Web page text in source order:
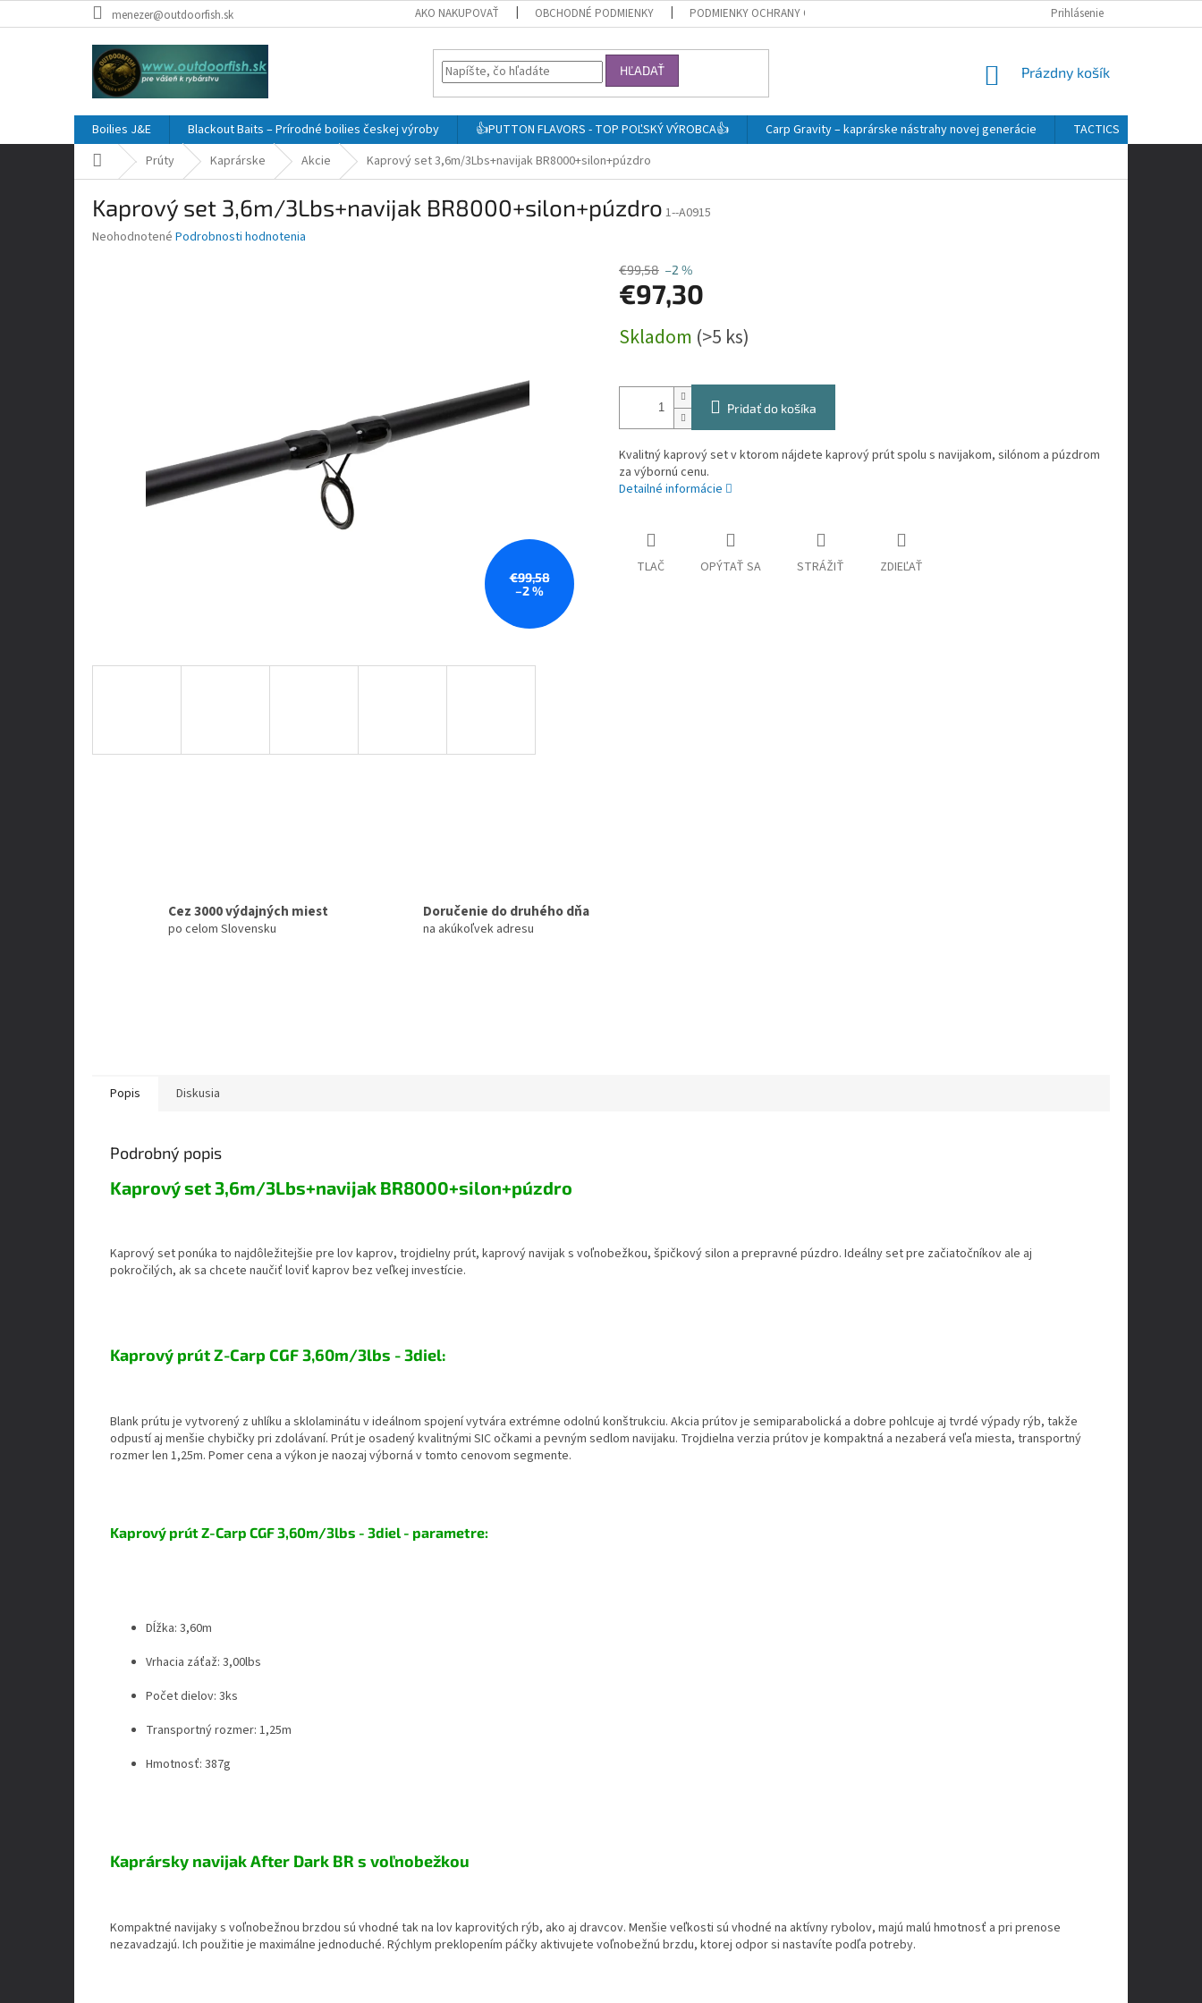
na
menezer@outdoorfish.sk AKO NAKUPOVAŤ OBCHODNÉ PODMIENKY PODMIENKY OCHRANY OSOBNÝCH ÚDAJOV Prihlásenie
HĽADAŤ
NÁKUPNÝ
Prázdny košík
Boilies J&E Blackout Baits – Prírodné boilies českej výroby 👍PUTTON FLAVORS - TOP POĽSKÝ VÝROBCA👍 Carp Gravity – kaprárske nástrahy novej generácie TACTICS
DomovPrúty Kaprárske Akcie Kaprový set 3,6m/3Lbs+navijak BR8000+silon+púzdro
Kaprový set 3,6m/3Lbs+navijak BR8000+silon+púzdro 1--A0915
Priemerné
Neohodnotené Podrobnosti hodnotenia
€99,58
–2 %
€99,58 –2 %
€97,30
cena:
Skladom (>5 ks)
Pridať do košíka
Kvalitný kaprový set v ktorom nájdete kaprový prút spolu s navijakom, silónom a púzdrom
za výbornú cenu.
Detailné informácie
TLAČ OPÝTAŤ SA STRÁŽIŤ ZDIEĽAŤ
Cez 3000 výdajných miest
po celom Slovensku
Doručenie do druhého dňa
na akúkoľvek adresu
Popis Diskusia
Podrobný popis
Kaprový set 3,6m/3Lbs+navijak BR8000+silon+púzdro
Kaprový set ponúka to najdôležitejšie pre lov kaprov, trojdielny prút, kaprový navijak s voľnobežkou, špičkový silon a prepravné púzdro. Ideálny set pre začiatočníkov ale aj
pokročilých, ak sa chcete naučiť loviť kaprov bez veľkej investície.
Kaprový prút Z-Carp CGF 3,60m/3lbs - 3diel:
Blank prútu je vytvorený z uhlíku a sklolaminátu v ideálnom spojení vytvára extrémne odolnú konštrukciu. Akcia prútov je semiparabolická a dobre pohlcuje aj tvrdé výpady rýb, takže
odpustí aj menšie chybičky pri zdolávaní. Prút je osadený kvalitnými SIC očkami a pevným sedlom navijaku. Trojdielna verzia prútov je kompaktná a nezaberá veľa miesta, transportný
rozmer len 1,25m. Pomer cena a výkon je naozaj výborná v tomto cenovom segmente.
Kaprový prút Z-Carp CGF 3,60m/3lbs - 3diel - parametre:
Dĺžka: 3,60m
Vrhacia záťaž: 3,00lbs
Počet dielov: 3ks
Transportný rozmer: 1,25m
Hmotnosť: 387g
Kaprársky navijak After Dark BR s voľnobežkou
Kompaktné navijaky s voľnobežnou brzdou sú vhodné tak na lov kaprovitých rýb, ako aj dravcov. Menšie veľkosti sú vhodné na aktívny rybolov, majú malú hmotnosť a pri prenose
nezavadzajú. Ich použitie je maximálne jednoduché. Rýchlym preklopením páčky aktivujete voľnobežnú brzdu, ktorej odpor si nastavíte podľa potreby.